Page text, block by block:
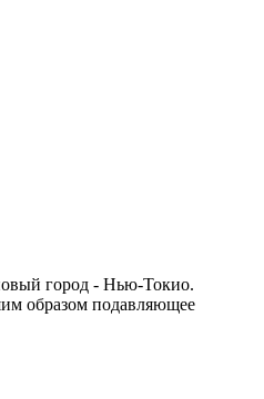
город - Нью-Токио.
образом подавляющее